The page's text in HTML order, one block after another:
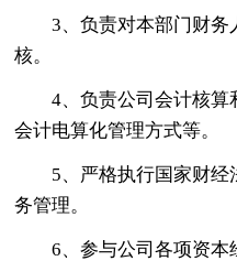
3、负责对本部门财
核。
4、负责公司会计核
会计电算化管理方式等。
5、严格执行国家财
务管理。
6、参与公司各项资